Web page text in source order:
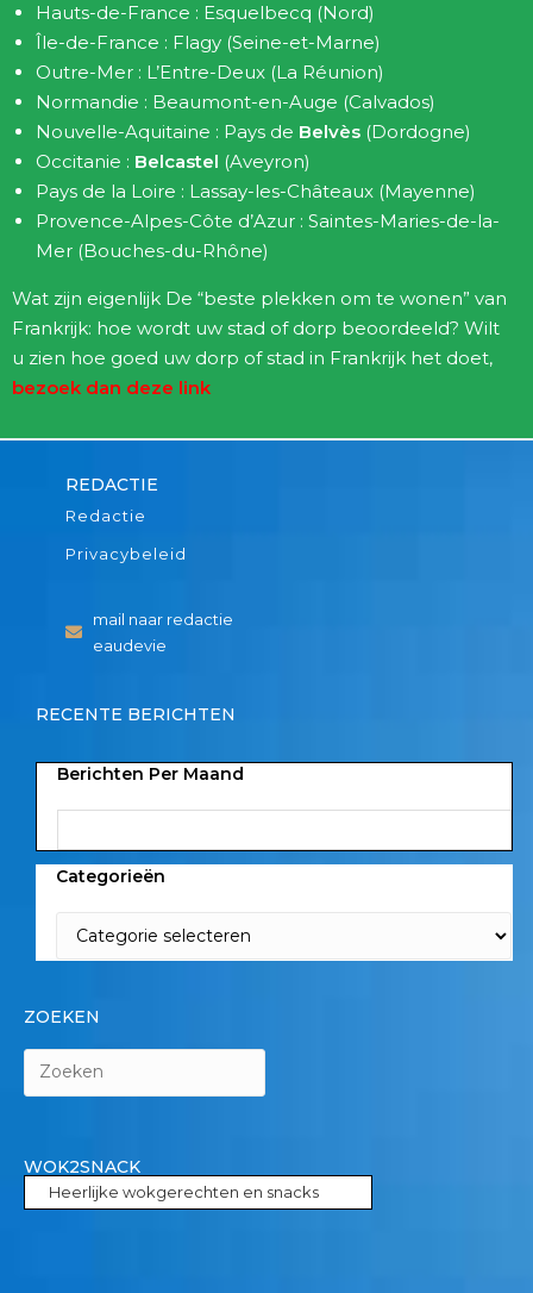
Hauts-de-France : Esquelbecq (Nord)
Île-de-France : Flagy (Seine-et-Marne)
Outre-Mer : L’Entre-Deux (La Réunion)
Normandie : Beaumont-en-Auge (Calvados)
Nouvelle-Aquitaine : Pays de Belvès (Dordogne)
Occitanie : Belcastel (Aveyron)
Pays de la Loire : Lassay-les-Châteaux (Mayenne)
Provence-Alpes-Côte d’Azur : Saintes-Maries-de-la-
Mer (Bouches-du-Rhône)
Wat zijn eigenlijk De “beste plekken om te wonen” van
Frankrijk: hoe wordt uw stad of dorp beoordeeld? Wilt
u zien hoe goed uw dorp of stad in Frankrijk het doet,
bezoek dan deze link
REDACTIE
Redactie
Privacybeleid
mail naar redactie
eaudevie
RECENTE BERICHTEN
Berichten Per Maand
Categorieën
ZOEKEN
WOK2SNACK
Heerlijke wokgerechten en snacks